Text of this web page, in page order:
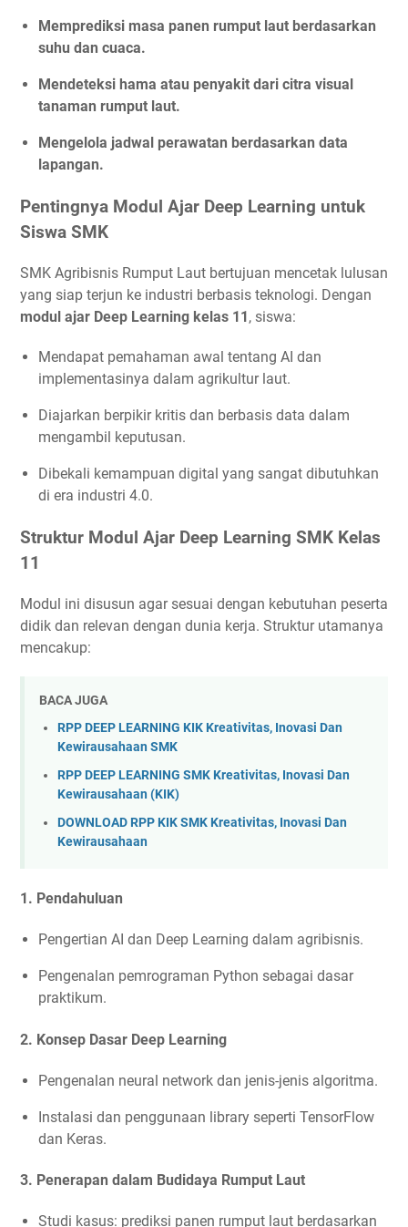
Memprediksi masa panen rumput laut berdasarkan
suhu dan cuaca.
Mendeteksi hama atau penyakit dari citra visual
tanaman rumput laut.
Mengelola jadwal perawatan berdasarkan data
lapangan.
Pentingnya Modul Ajar Deep Learning untuk
Siswa SMK
SMK Agribisnis Rumput Laut bertujuan mencetak lulusan
yang siap terjun ke industri berbasis teknologi. Dengan
modul ajar Deep Learning kelas 11, siswa:
Mendapat pemahaman awal tentang AI dan
implementasinya dalam agrikultur laut.
Diajarkan berpikir kritis dan berbasis data dalam
mengambil keputusan.
Dibekali kemampuan digital yang sangat dibutuhkan
di era industri 4.0.
Struktur Modul Ajar Deep Learning SMK Kelas
11
Modul ini disusun agar sesuai dengan kebutuhan peserta
didik dan relevan dengan dunia kerja. Struktur utamanya
mencakup:
BACA JUGA
RPP DEEP LEARNING KIK Kreativitas, Inovasi Dan
Kewirausahaan SMK
RPP DEEP LEARNING SMK Kreativitas, Inovasi Dan
Kewirausahaan (KIK)
DOWNLOAD RPP KIK SMK Kreativitas, Inovasi Dan
Kewirausahaan
1. Pendahuluan
Pengertian AI dan Deep Learning dalam agribisnis.
Pengenalan pemrograman Python sebagai dasar
praktikum.
2. Konsep Dasar Deep Learning
Pengenalan neural network dan jenis-jenis algoritma.
Instalasi dan penggunaan library seperti TensorFlow
dan Keras.
3. Penerapan dalam Budidaya Rumput Laut
Studi kasus: prediksi panen rumput laut berdasarkan